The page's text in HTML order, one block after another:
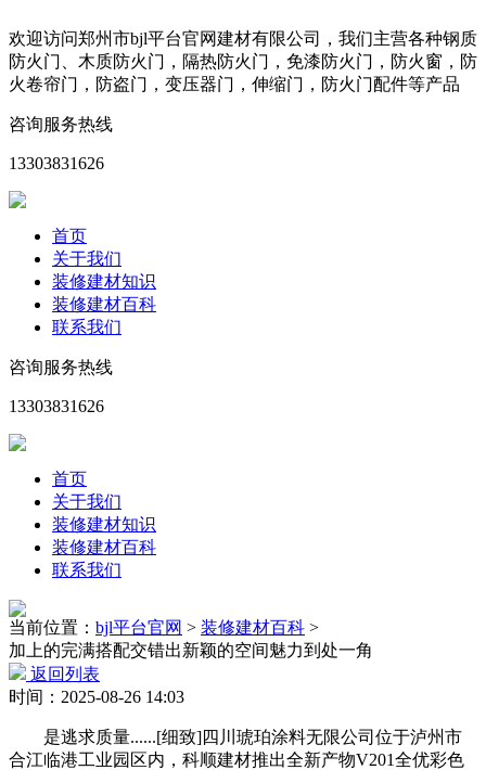
欢迎访问郑州市bjl平台官网建材有限公司，我们主营各种钢质
防火门、木质防火门，隔热防火门，免漆防火门，防火窗，防
火卷帘门，防盗门，变压器门，伸缩门，防火门配件等产品
咨询服务热线
13303831626
首页
关于我们
装修建材知识
装修建材百科
联系我们
咨询服务热线
13303831626
首页
关于我们
装修建材知识
装修建材百科
联系我们
当前位置： bjl平台官网 > 装修建材百科 >
加上的完满搭配交错出新颖的空间魅力到处一角
返回列表
时间：2025-08-26 14:03
是逃求质量......[细致]四川琥珀涂料无限公司位于泸州市
合江临港工业园区内，科顺建材推出全新产物V201全优彩色